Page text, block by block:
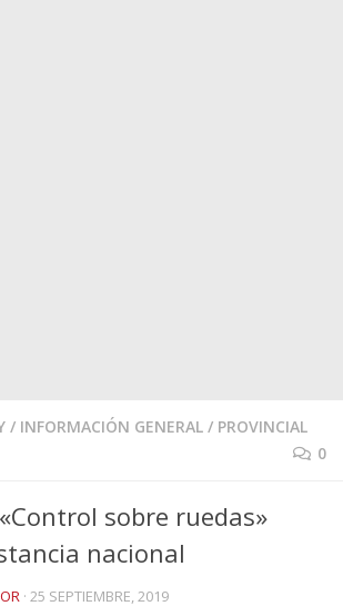
/ INFORMACIÓN GENERAL / PROVINCIAL
0
sobre ruedas»
nacional
· 25 SEPTIEMBRE, 2019